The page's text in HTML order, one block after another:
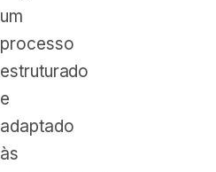
um
processo
estruturado
e
adaptado
às